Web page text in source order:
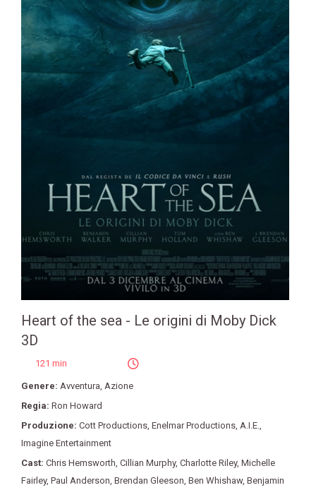
Heart of the sea - Le origini di Moby Dick
3D
121 min
Genere: Avventura, Azione
Regia: Ron Howard
Produzione: Cott Productions, Enelmar Productions, A.I.E.,
Imagine Entertainment
Cast: Chris Hemsworth, Cillian Murphy, Charlotte Riley, Michelle
Fairley, Paul Anderson, Brendan Gleeson, Ben Whishaw, Benjamin